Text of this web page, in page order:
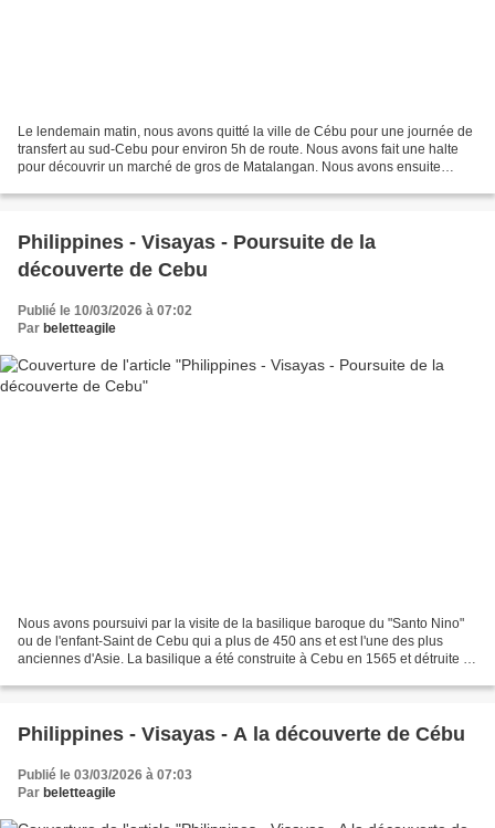
Le lendemain matin, nous avons quitté la ville de Cébu pour une journée de
transfert au sud-Cebu pour environ 5h de route. Nous avons fait une halte
pour découvrir un marché de gros de Matalangan. Nous avons ensuite
Philippines - Visayas - Poursuite de la
découverte de Cebu
Publié le 10/03/2026 à 07:02
Par beletteagile
Nous avons poursuivi par la visite de la basilique baroque du "Santo Nino"
ou de l'enfant-Saint de Cebu qui a plus de 450 ans et est l'une des plus
anciennes d'Asie. La basilique a été construite à Cebu en 1565 et détruite à
Philippines - Visayas - A la découverte de Cébu
Publié le 03/03/2026 à 07:03
Par beletteagile